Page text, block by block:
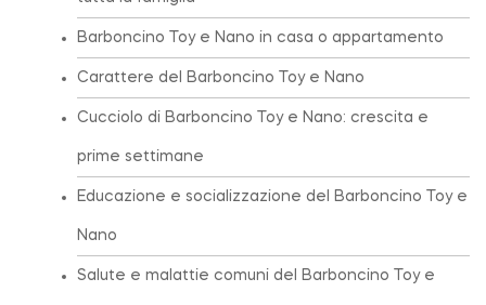
Barboncino Toy e Nano in casa o appartamento
Carattere del Barboncino Toy e Nano
Cucciolo di Barboncino Toy e Nano: crescita e
prime settimane
Educazione e socializzazione del Barboncino Toy e
Nano
Salute e malattie comuni del Barboncino Toy e